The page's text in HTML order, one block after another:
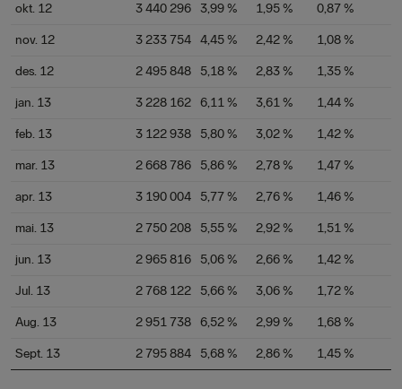
okt. 12 3 440 296 3,99 % 1,95 % 0,87 %
nov. 12 3 233 754 4,45 % 2,42 % 1,08 %
des. 12 2 495 848 5,18 % 2,83 % 1,35 %
jan. 13 3 228 162 6,11 % 3,61 % 1,44 %
feb. 13 3 122 938 5,80 % 3,02 % 1,42 %
mar. 13 2 668 786 5,86 % 2,78 % 1,47 %
apr. 13 3 190 004 5,77 % 2,76 % 1,46 %
mai. 13 2 750 208 5,55 % 2,92 % 1,51 %
jun. 13 2 965 816 5,06 % 2,66 % 1,42 %
Jul. 13 2 768 122 5,66 % 3,06 % 1,72 %
Aug. 13 2 951 738 6,52 % 2,99 % 1,68 %
Sept. 13 2 795 884 5,68 % 2,86 % 1,45 %